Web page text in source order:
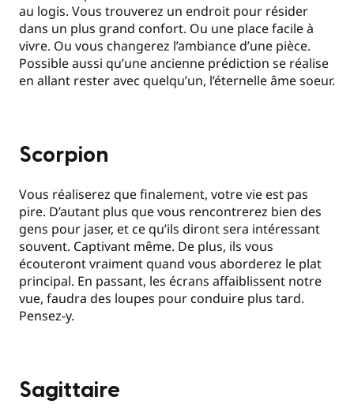
au logis. Vous trouverez un endroit pour résider
dans un plus grand confort. Ou une place facile à
vivre. Ou vous changerez l’ambiance d’une pièce.
Possible aussi qu’une ancienne prédiction se réalise
en allant rester avec quelqu’un, l’éternelle âme soeur.
Scorpion
Vous réaliserez que finalement, votre vie est pas
pire. D’autant plus que vous rencontrerez bien des
gens pour jaser, et ce qu’ils diront sera intéressant
souvent. Captivant même. De plus, ils vous
écouteront vraiment quand vous aborderez le plat
principal. En passant, les écrans affaiblissent notre
vue, faudra des loupes pour conduire plus tard.
Pensez-y.
Sagittaire